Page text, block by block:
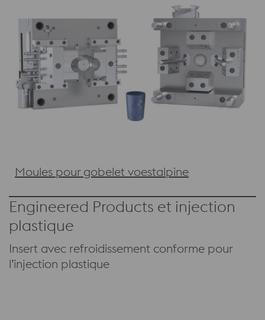
Moules pour gobelet voestalpine
Engineered Products et injection
plastique
Insert avec refroidissement conforme pour
l’injection plastique